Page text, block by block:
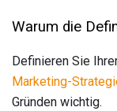
Warum die
Definieren Sie
Marketing-
Gründen wichtig.